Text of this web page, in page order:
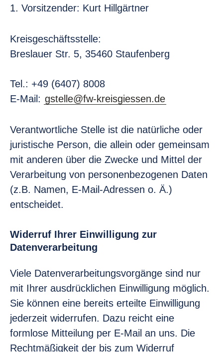
1. Vorsitzender: Kurt Hillgärtner
Kreisgeschäftsstelle:
Breslauer Str. 5, 35460 Staufenberg
Tel.: +49 (6407) 8008
E-Mail: gstelle@fw-kreisgiessen.de
Verantwortliche Stelle ist die natürliche oder
juristische Person, die allein oder gemeinsam
mit anderen über die Zwecke und Mittel der
Verarbeitung von personenbezogenen Daten
(z.B. Namen, E-Mail-Adressen o. Ä.)
entscheidet.
Widerruf Ihrer Einwilligung zur
Datenverarbeitung
Viele Datenverarbeitungsvorgänge sind nur
mit Ihrer ausdrücklichen Einwilligung möglich.
Sie können eine bereits erteilte Einwilligung
jederzeit widerrufen. Dazu reicht eine
formlose Mitteilung per E-Mail an uns. Die
Rechtmäßigkeit der bis zum Widerruf